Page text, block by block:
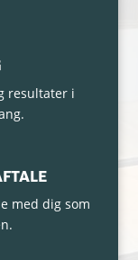
resultater i
med dig som